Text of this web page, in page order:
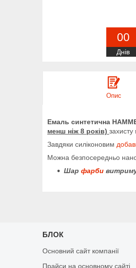
00
Днів
Опис
Емаль синтетична
менш ніж 8 років) захисту
Завдяки силіконовим
Можна безпосередньо
Шар фарби
БЛОК
Основний сайт компанії
Прайси на основному сайті